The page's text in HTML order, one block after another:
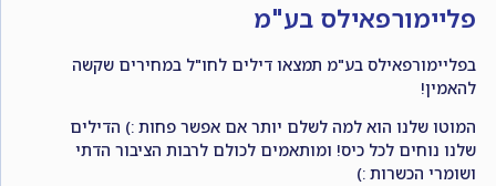
פליימורפאילס בע"מ
בפליימורפאילס בע"מ תמצאו דילים לחו"ל במחירים שקשה
להאמין!
המוטו שלנו הוא למה לשלם יותר אם אפשר פחות :) הדילים
שלנו נוחים לכל כיס! ומותאמים לכולם לרבות הציבור הדתי
ושומרי הכשרות :)